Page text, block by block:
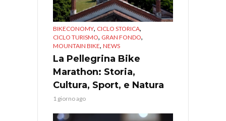
BIKECONOMY, CICLO STORICA,
CICLO TURISMO, GRAN FONDO,
MOUNTAIN BIKE, NEWS
La Pellegrina Bike
Marathon: Storia,
Cultura, Sport, e Natura
1 giorno ago